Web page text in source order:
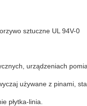
sztuczne UL 94V-0
urządzeniach
używane z pinami,
płytka-linia.